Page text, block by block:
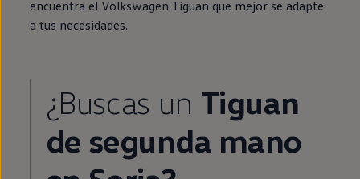
encuentra el Volkswagen Tiguan que mejor se adapte
a tus necesidades.
¿Buscas un Tiguan
de segunda mano